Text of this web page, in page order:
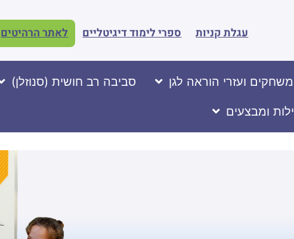
עגלת קניות ספרי לימוד דיגיטליים לאתר הרהיטים
משחקים ועזרי הוראה לגן סביבה רב חושית (סנוזלן)
ומבצעים